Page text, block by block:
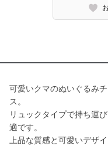
可愛いクマのぬいぐるみ
ス。
リュックタイプで持ち運
適です。
上品な質感と可愛いデザ